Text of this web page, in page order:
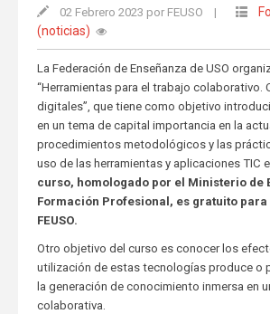
02 Febrero 2023 por FEUSO |
(noticias)
La Federación de Enseñanza de USO
“Herramientas para el trabajo colaborativo.
digitales”, que tiene como objetivo
en un tema de capital importancia en la
procedimientos metodológicos y las
uso de las herramientas y aplicaciones TIC
curso, homologado por el Ministerio de
Formación Profesional, es gratuito para
FEUSO.
Otro objetivo del curso es conocer los
utilización de estas tecnologías produce o
la generación de conocimiento inmersa en
colaborativa.